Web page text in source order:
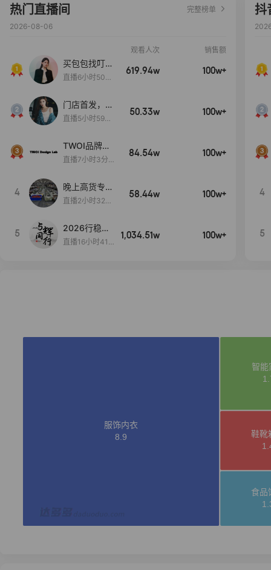
热门直播间
完整榜单
2026-08-06
观看人次 销售额
买包包找叮
当,一折购！
直播6小时50分
619.94w 100w+
门店首发，秋
款大上新！！
直播5小时59分
50.33w 100w+
TWOI品牌直
播间新款上
直播7小时3分5
84.54w 100w+
4
晚上高货专场
大放漏
直播2小时32分
58.44w 100w+
5
2026行稳致
远
直播16小时41
1,034.51w 100w+
抖
4
5